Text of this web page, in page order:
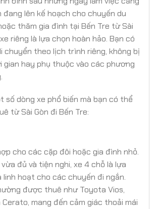
đang lên kế hoạch cho chuyến du
thăm gia đình tại Bến Tre từ Sài
riêng là lựa chọn hoàn hảo. Bạn có
chuyển theo lịch trình riêng, không bị
gian hay phụ thuộc vào các phương
số dòng xe phổ biến mà bạn có thể
từ Sài Gòn đi Bến Tre:
cho các cặp đôi hoặc gia đình nhỏ.
đủ và tiện nghi, xe 4 chỗ là lựa
linh hoạt cho các chuyến đi ngắn.
được thuê như Toyota Vios,
Cerato, mang đến cảm giác thoải mái